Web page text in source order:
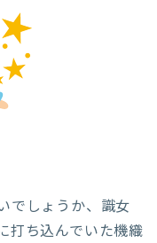
でしょうか、識女
打ち込んでいた機織